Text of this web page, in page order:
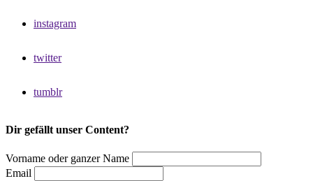
instagram
twitter
tumblr
Dir gefällt unser Content?
Vorname oder ganzer Name
Email